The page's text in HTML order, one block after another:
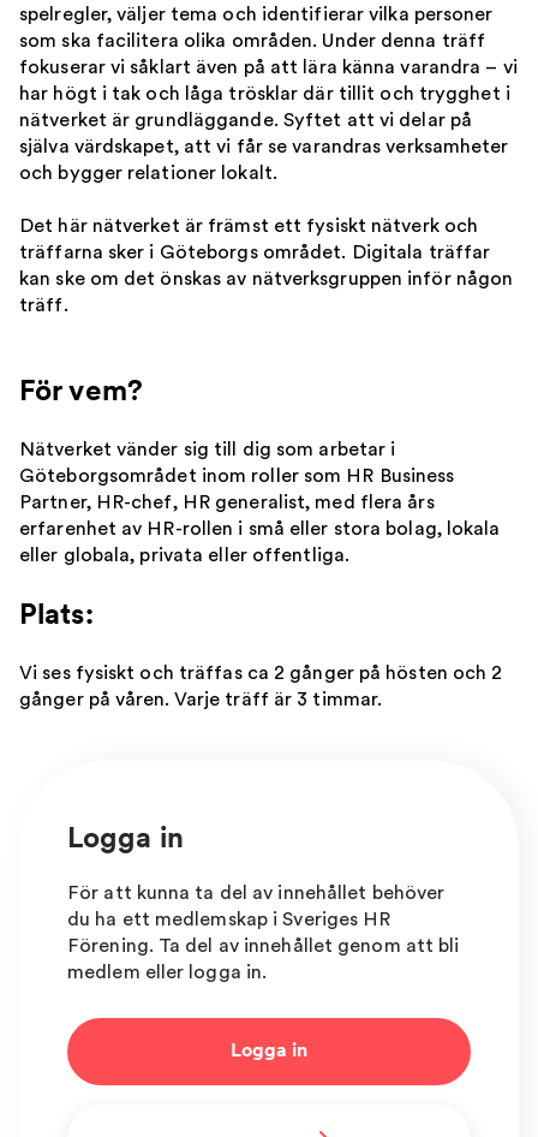
spelregler, väljer tema och identifierar vilka personer
som ska facilitera olika områden. Under denna träff
fokuserar vi såklart även på att lära känna varandra – vi
har högt i tak och låga trösklar där tillit och trygghet i
nätverket är grundläggande. Syftet att vi delar på
själva värdskapet, att vi får se varandras verksamheter
och bygger relationer lokalt.
Det här nätverket är främst ett fysiskt nätverk och
träffarna sker i Göteborgs området. Digitala träffar
kan ske om det önskas av nätverksgruppen inför någon
träff.
För vem?
Nätverket vänder sig till dig som arbetar i
Göteborgsområdet inom roller som HR Business
Partner, HR-chef, HR generalist, med flera års
erfarenhet av HR-rollen i små eller stora bolag, lokala
eller globala, privata eller offentliga.
Plats:
Vi ses fysiskt och träffas ca 2 gånger på hösten och 2
gånger på våren. Varje träff är 3 timmar.
Logga in
För att kunna ta del av innehållet behöver
du ha ett medlemskap i Sveriges HR
Förening. Ta del av innehållet genom att bli
medlem eller logga in.
Logga in